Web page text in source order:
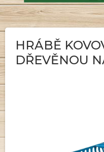
HRÁBĚ
DŘEVĚNOU